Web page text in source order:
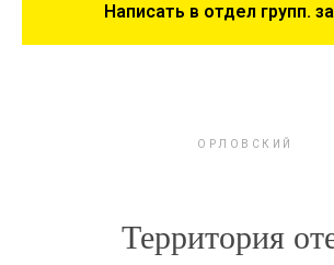
Написать в отдел групп.
ОРЛОВСКИЙ
Территория